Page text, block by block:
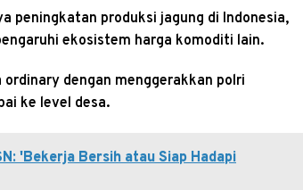
peningkatan produksi jagung di Indonesia,
ekosistem harga komoditi lain.
dengan menggerakkan polri
ke level desa.
'Bekerja Bersih atau Siap Hadapi